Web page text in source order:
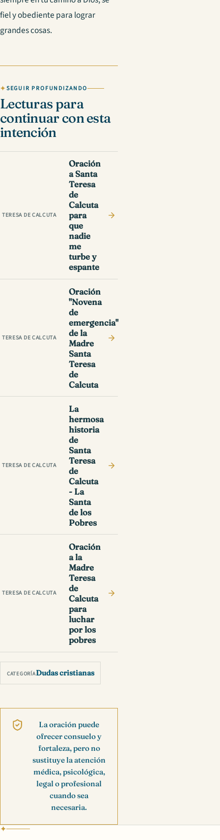
fiel y obediente para lograr
grandes cosas.
SEGUIR PROFUNDIZANDO
Lecturas para
continuar con esta
intención
TERESA DE CALCUTA
Oración
a Santa
Teresa
de
Calcuta
para
que
nadie
me
turbe y
espante
TERESA DE CALCUTA
Oración
"Novena
de
emergencia"
de la
Madre
Santa
Teresa
de
Calcuta
TERESA DE CALCUTA
La
hermosa
historia
de
Santa
Teresa
de
Calcuta
- La
Santa
de los
Pobres
TERESA DE CALCUTA
Oración
a la
Madre
Teresa
de
Calcuta
para
luchar
por los
pobres
CATEGORÍADudas cristianas
La oración puede
ofrecer consuelo y
fortaleza, pero no
sustituye la atención
médica, psicológica,
legal o profesional
cuando sea
necesaria.